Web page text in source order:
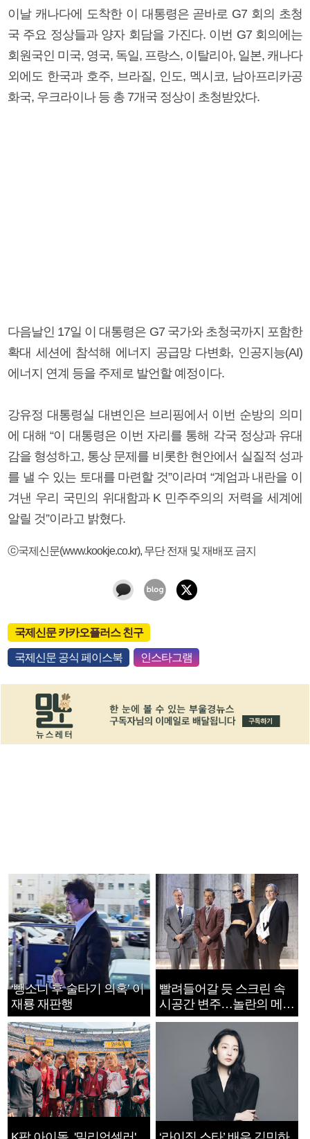
이날 캐나다에 도착한 이 대통령은 곧바로 G7 회의 초청
국 주요 정상들과 양자 회담을 가진다. 이번 G7 회의에는
회원국인 미국, 영국, 독일, 프랑스, 이탈리아, 일본, 캐나다
외에도 한국과 호주, 브라질, 인도, 멕시코, 남아프리카공
화국, 우크라이나 등 총 7개국 정상이 초청받았다.
다음날인 17일 이 대통령은 G7 국가와 초청국까지 포함한
확대 세션에 참석해 에너지 공급망 다변화, 인공지능(AI)
에너지 연계 등을 주제로 발언할 예정이다.
강유정 대통령실 대변인은 브리핑에서 이번 순방의 의미
에 대해 “이 대통령은 이번 자리를 통해 각국 정상과 유대
감을 형성하고, 통상 문제를 비롯한 현안에서 실질적 성과
를 낼 수 있는 토대를 마련할 것”이라며 “계엄과 내란을 이
겨낸 우리 국민의 위대함과 K 민주주의의 저력을 세계에
알릴 것”이라고 밝혔다.
ⓒ국제신문(www.kookje.co.kr), 무단 전재 및 재배포 금지
국제신문 카카오플러스 친구
국제신문 공식 페이스북 인스타그램
‘뺑소니 후 술타기 의혹’ 이
재룡 재판행
빨려들어갈 듯 스크린 속
시공간 변주…놀란의 메시
지는 ‘전쟁 속죄’